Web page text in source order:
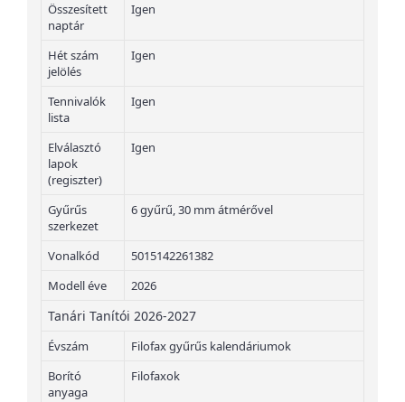
Összesített
naptár
Igen
Hét szám
jelölés
Igen
Tennivalók
lista
Igen
Elválasztó
lapok
(regiszter)
Igen
Gyűrűs
szerkezet
6 gyűrű, 30 mm átmérővel
Vonalkód
5015142261382
Modell éve
2026
Tanári Tanítói 2026-2027
Évszám
Filofax gyűrűs kalendáriumok
Borító
anyaga
Filofaxok